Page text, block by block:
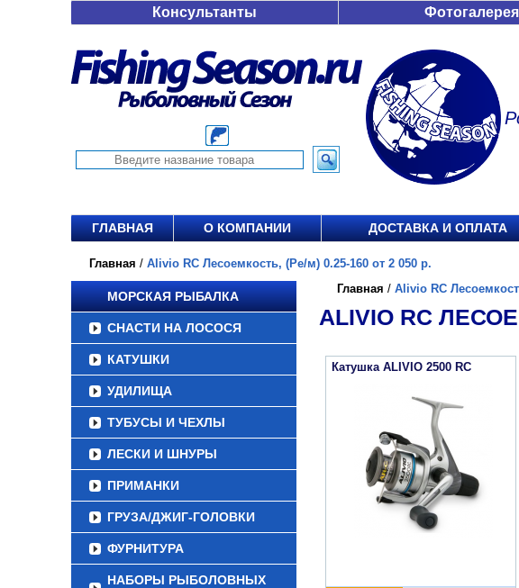
Консультанты Фотогалерея
ГЛАВНАЯ О КОМПАНИИ ДОСТАВКА И ОПЛАТА
Главная / Alivio RC Лесоемкость, (Ре/м) 0.25-160 от 2 050 р.
МОРСКАЯ РЫБАЛКА
СНАСТИ НА ЛОСОСЯ
КАТУШКИ
УДИЛИЩА
ТУБУСЫ И ЧЕХЛЫ
ЛЕСКИ И ШНУРЫ
ПРИМАНКИ
ГРУЗА/ДЖИГ-ГОЛОВКИ
ФУРНИТУРА
НАБОРЫ РЫБОЛОВНЫХ
Главная / Alivio RC
ALIVIO RC
Катушка ALIVIO 2500 RC